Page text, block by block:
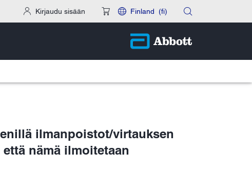
Kirjaudu sisään Finland (fi)
ilmanpoistot/virtauksen
nämä ilmoitetaan